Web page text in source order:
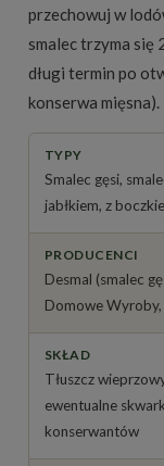
przechowuj w
smalec trzyma się
długi termin po
konserwa mięsna).
TYPY
Smalec gęsi,
jabłkiem, z
PRODUCENCI
Desmal (smalec
Domowe
SKŁAD
Tłuszcz
ewentualne
konserwantów